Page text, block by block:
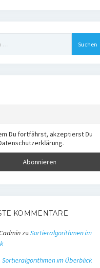
Du fortfährst, akzeptierst Du
KOMMENTARE
zu Sortieralgorithmen im
Sortieralgorithmen im Überblick